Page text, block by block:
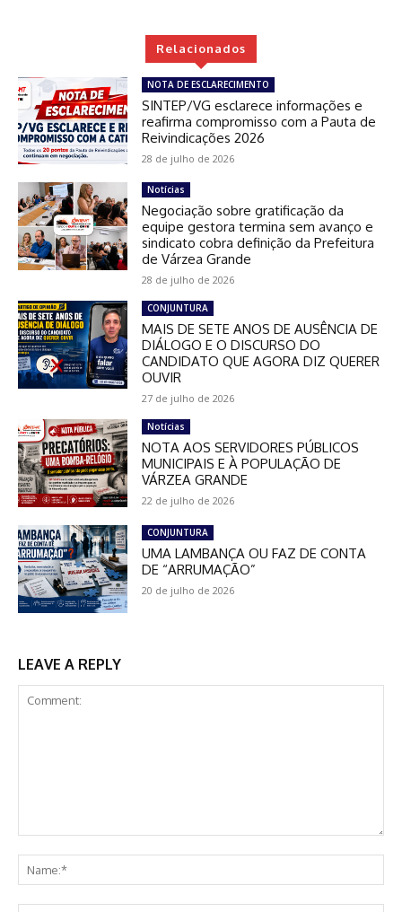
Relacionados
NOTA DE ESCLARECIMENTO
SINTEP/VG esclarece informações e
reafirma compromisso com a Pauta de
Reivindicações 2026
28 de julho de 2026
Notícias
Negociação sobre gratificação da
equipe gestora termina sem avanço e
sindicato cobra definição da Prefeitura
de Várzea Grande
28 de julho de 2026
CONJUNTURA
MAIS DE SETE ANOS DE AUSÊNCIA DE
DIÁLOGO E O DISCURSO DO
CANDIDATO QUE AGORA DIZ QUERER
OUVIR
27 de julho de 2026
Notícias
NOTA AOS SERVIDORES PÚBLICOS
MUNICIPAIS E À POPULAÇÃO DE
VÁRZEA GRANDE
22 de julho de 2026
CONJUNTURA
UMA LAMBANÇA OU FAZ DE CONTA
DE “ARRUMAÇÃO”
20 de julho de 2026
LEAVE A REPLY